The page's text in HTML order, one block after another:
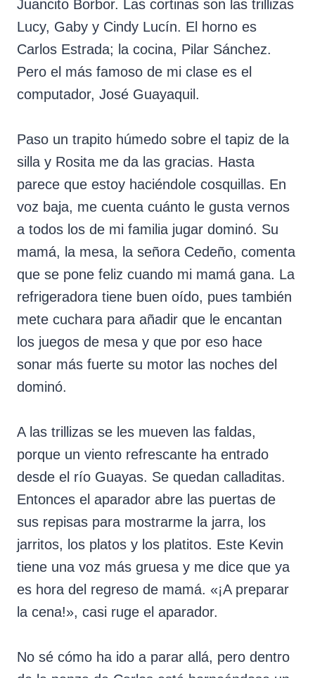
Juancito Borbor. Las cortinas son las trillizas
Lucy, Gaby y Cindy Lucín. El horno es
Carlos Estrada; la cocina, Pilar Sánchez.
Pero el más famoso de mi clase es el
computador, José Guayaquil.
Paso un trapito húmedo sobre el tapiz de la
silla y Rosita me da las gracias. Hasta
parece que estoy haciéndole cosquillas. En
voz baja, me cuenta cuánto le gusta vernos
a todos los de mi familia jugar dominó. Su
mamá, la mesa, la señora Cedeño, comenta
que se pone feliz cuando mi mamá gana. La
refrigeradora tiene buen oído, pues también
mete cuchara para añadir que le encantan
los juegos de mesa y que por eso hace
sonar más fuerte su motor las noches del
dominó.
A las trillizas se les mueven las faldas,
porque un viento refrescante ha entrado
desde el río Guayas. Se quedan calladitas.
Entonces el aparador abre las puertas de
sus repisas para mostrarme la jarra, los
jarritos, los platos y los platitos. Este Kevin
tiene una voz más gruesa y me dice que ya
es hora del regreso de mamá. «¡A preparar
la cena!», casi ruge el aparador.
No sé cómo ha ido a parar allá, pero dentro